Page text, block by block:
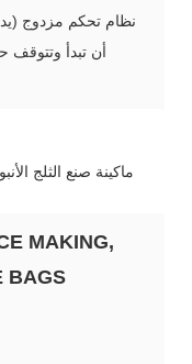
أن تبدأ وتتوقف
MAKING,
BAGS